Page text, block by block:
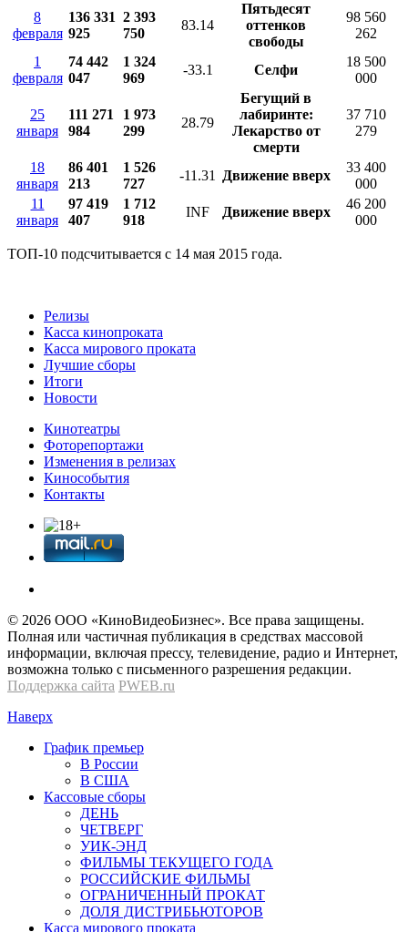
8
февраля
136 331
925
2 393
750
83.14
Пятьдесят
оттенков
свободы
98 560
262
1
февраля
74 442
047
1 324
969
-33.1 Селфи
18 500
000
25
января
111 271
984
1 973
299
28.79
Бегущий в
лабиринте:
Лекарство от
смерти
37 710
279
18
января
86 401
213
1 526
727
-11.31 Движение вверх
33 400
000
11
января
97 419
407
1 712
918
INF Движение вверх
46 200
000
ТОП-10 подсчитывается с 14 мая 2015 года.
Релизы
Касса кинопроката
Касса мирового проката
Лучшие сборы
Итоги
Новости
Кинотеатры
Фоторепортажи
Изменения в релизах
Кинособытия
Контакты
© 2026 OOО «КиноВидеоБизнес». Все права защищены.
Полная или частичная публикация в средствах массовой
информации, включая прессу, телевидение, радио и Интернет,
возможна только с письменного разрешения редакции.
Поддержка сайта PWEB.ru
Наверх
График премьер
В России
В США
Кассовые сборы
ДЕНЬ
ЧЕТВЕРГ
УИК-ЭНД
ФИЛЬМЫ ТЕКУЩЕГО ГОДА
РОССИЙСКИЕ ФИЛЬМЫ
ОГРАНИЧЕННЫЙ ПРОКАТ
ДОЛЯ ДИСТРИБЬЮТОРОВ
Касса мирового проката